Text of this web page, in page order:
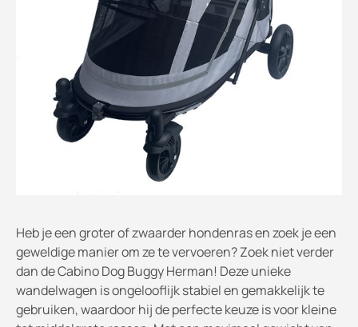
Heb je een groter of zwaarder hondenras en zoek je een
geweldige manier om ze te vervoeren? Zoek niet verder
dan de Cabino Dog Buggy Herman! Deze unieke
wandelwagen is ongelooflijk stabiel en gemakkelijk te
gebruiken, waardoor hij de perfecte keuze is voor kleine